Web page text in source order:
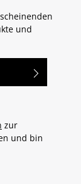
und
zur
und bin